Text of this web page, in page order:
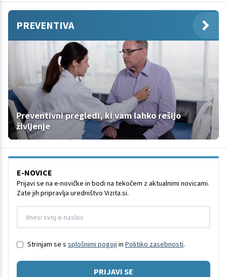
PREVENTIVA
Preventivni pregledi, ki vam lahko rešijo
življenje
E-NOVICE
Prijavi se na e-novičke in bodi na tekočem z aktualnimi novicami.
Zate jih pripravlja uredništvo Vizita.si.
Strinjam se s splošnimi pogoji in Politiko zasebnosti.
PRIJAVI SE